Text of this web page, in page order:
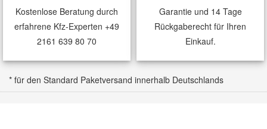
Kostenlose Beratung durch
erfahrene Kfz-Experten +49
2161 639 80 70
Garantie und 14 Tage
Rückgaberecht für Ihren
Einkauf.
* für den Standard Paketversand innerhalb Deutschlands
Suzuki Ersatzteile
Vauxhall Ersatzteile